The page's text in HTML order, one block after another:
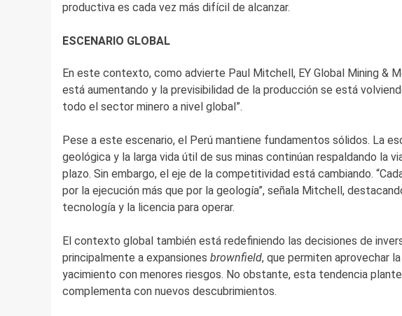
productiva es cada vez más difícil de alcanzar.
ESCENARIO GLOBAL
En este contexto, como advierte Paul Mitchell, EY Global Mining &
está aumentando y la previsibilidad de la producción se está
todo el sector minero a nivel global”.
Pese a este escenario, el Perú mantiene fundamentos sólidos. La
geológica y la larga vida útil de sus minas continúan respaldando la
plazo. Sin embargo, el eje de la competitividad está cambiando.
por la ejecución más que por la geología”, señala Mitchell,
tecnología y la licencia para operar.
El contexto global también está redefiniendo las decisiones de
principalmente a expansiones brownfield, que permiten aprovechar
yacimiento con menores riesgos. No obstante, esta tendencia
complementa con nuevos descubrimientos.